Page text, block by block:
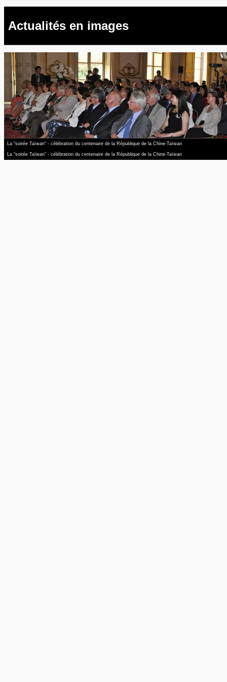
Actualités en images
La "soirée Taïwan" - célébration du centenaire de la République de la Chine-Taïwan
La "soirée Taïwan" - célébration du centenaire de la République de la Chine-Taïwan